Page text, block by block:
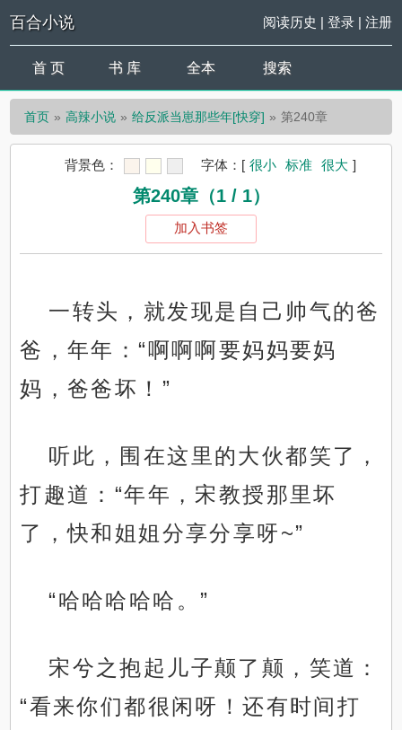
百合小说 阅读历史 | 登录| 注册
首 页 书 库 全本 搜索
首页 高辣小说 给反派当崽那些年[快穿] 第240章
背景色： 字体： [ 很小 标准 很大 ]
第240章（1 / 1）
加入书签
一转头，就发现是自己帅气的爸
爸，年年：“啊啊啊要妈妈要妈
妈，爸爸坏！”
听此，围在这里的大伙都笑了，
打趣道：“年年，宋教授那里坏
了，快和姐姐分享分享呀~”
“哈哈哈哈哈。”
宋兮之抱起儿子颠了颠，笑道：
“看来你们都很闲呀！还有时间打